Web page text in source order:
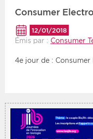
Protection sociale
Sanitaire
Médico-social
Consumer
12/01/2018
Émis par : Consumer
4e jour de :